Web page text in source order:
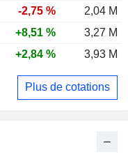
-2,75 %
2,04 M
+8,51 %
3,27 M
+2,84 % 3,93 M
Plus de cotations